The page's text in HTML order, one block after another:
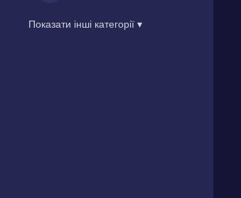
Показати інші категорії ▾